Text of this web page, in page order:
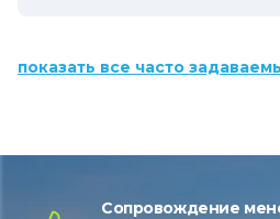
показать все часто
Сопровождение